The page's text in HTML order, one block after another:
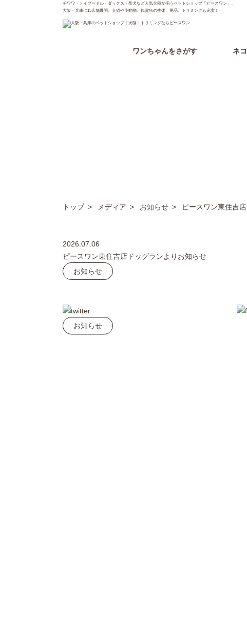
チワワ・トイプードル・ダックス・柴犬など人気犬種が揃うペットショップ「ピースワン」。
大阪・兵庫に15店舗展開。犬猫や小動物、観賞魚の生体、用品、トリミングも充実！
ワンちゃんをさがす ネ
トップ メディア お知らせ ピースワン東住吉
2026.07.06
ピースワン東住吉店ドッグランよりお知らせ
お知らせ
お知らせ